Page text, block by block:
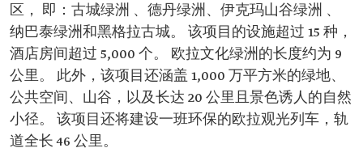
区， 即：古城绿洲 、德丹绿洲、伊克玛山谷绿洲 、
纳巴泰绿洲和黑格拉古城。 该项目的设施超过 15 种，
酒店房间超过 5,000 个。 欧拉文化绿洲的长度约为 9
公里。 此外，该项目还涵盖 1,000 万平方米的绿地、
公共空间、山谷，以及长达 20 公里且景色诱人的自然
小径。 该项目还将建设一班环保的欧拉观光列车，轨
道全长 46 公里。